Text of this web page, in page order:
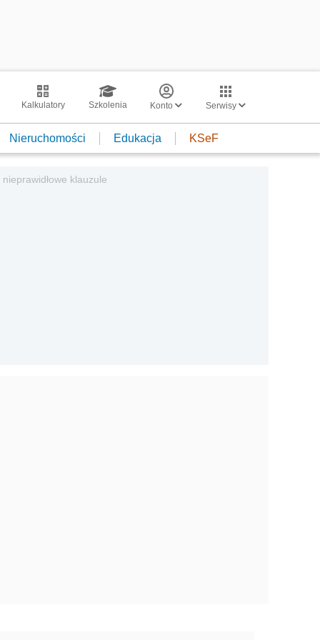
Kalkulatory Szkolenia Konto Serwisy
Nieruchomości Edukacja KSeF
klauzule